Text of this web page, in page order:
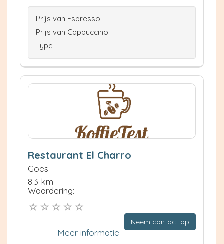
Prijs van Espresso
Prijs van Cappuccino
Type
Restaurant El Charro
Goes
8.3 km
Waardering:
Neem contact op
Meer informatie